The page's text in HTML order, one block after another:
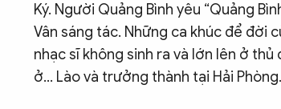
Ký. Người Quảng Bình yêu “Quảng
Vân sáng tác. Những ca khúc để đời
nhạc sĩ không sinh ra và lớn lên ở
ở… Lào và trưởng thành tại Hải Phòng.